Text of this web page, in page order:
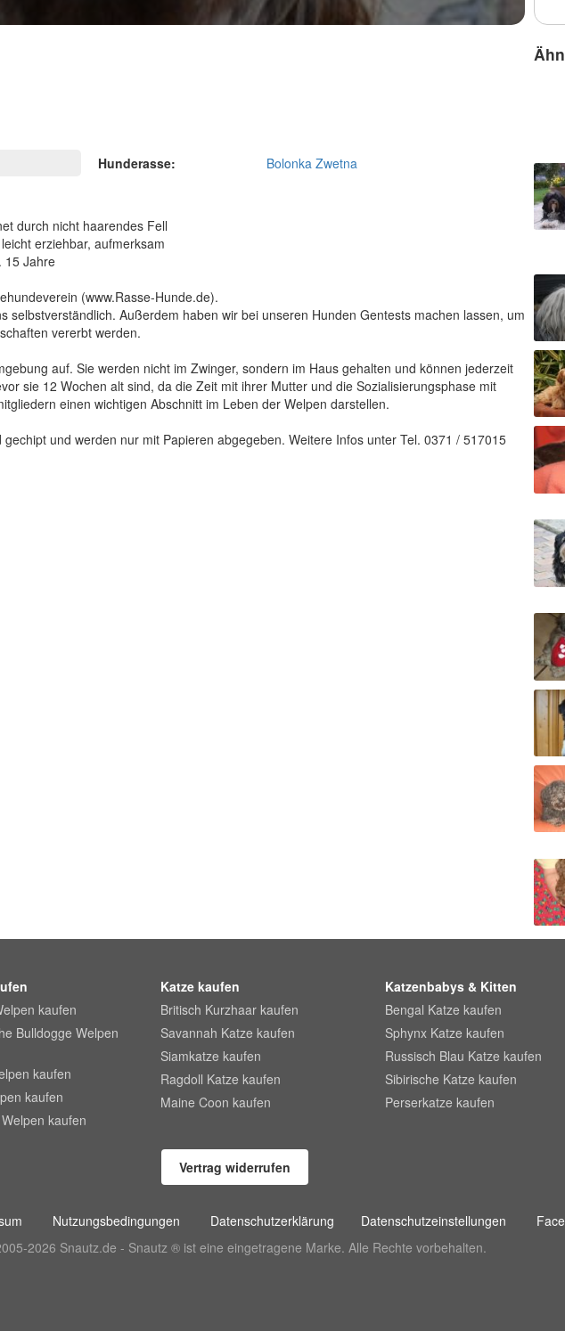
Hunderasse: Bolonka Zwetna
durch nicht haarendes Fell
erziehbar, aufmerksam
15 Jahre
(www.Rasse-Hunde.de).
selbstverständlich. Außerdem haben wir bei unseren Hunden Gentests machen lassen, um
vererbt werden.
auf. Sie werden nicht im Zwinger, sondern im Haus gehalten und können jederzeit
sie 12 Wochen alt sind, da die Zeit mit ihrer Mutter und die Sozialisierungsphase mit
einen wichtigen Abschnitt im Leben der Welpen darstellen.
und werden nur mit Papieren abgegeben. Weitere Infos unter Tel. 0371 / 517015
kaufen
Bulldogge Welpen
kaufen
kaufen
kaufen
Katze kaufen
Britisch Kurzhaar kaufen
Savannah Katze kaufen
Siamkatze kaufen
Ragdoll Katze kaufen
Maine Coon kaufen
Katzenbabys & Kitten
Bengal Katze kaufen
Sphynx Katze kaufen
Russisch Blau Katze kaufen
Sibirische Katze kaufen
Perserkatze kaufen
Vertrag widerrufen
Nutzungsbedingungen Datenschutzerklärung Datenschutzeinstellungen
2026 Snautz.de - Snautz ® ist eine eingetragene Marke. Alle Rechte vorbehalten.